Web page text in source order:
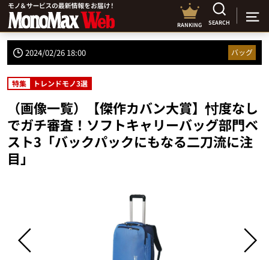
RANKING SEARCH
2024/02/26 18:00 バッグ
特集 トレンドモノ3選
（画像一覧）【傑作カバン大賞】忖度なし
でガチ審査！ソフトキャリーバッグ部門ベ
スト3「バックパックにもなる二刀流に注
目」